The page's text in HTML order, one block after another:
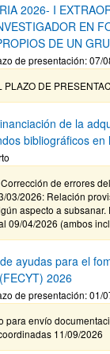
2026- I
EN
DE UN
de presentación: 07/
PLAZO DE
de la
bibliográficos en
de errores
03/2026: Relación
aspecto a
09/04/2026 (ambos
ayudas para el
2026
de presentación: 01/
para envío
11/09/2026